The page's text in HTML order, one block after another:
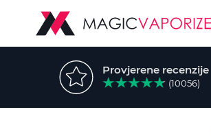
Provjerene recenzije
(10056)